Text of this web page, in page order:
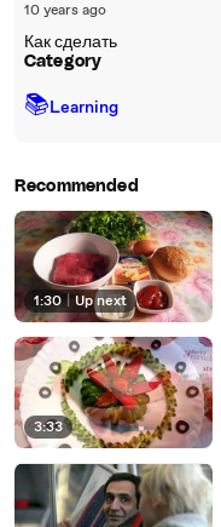
10 years ago
Как сделать
Category
📚Learning
Recommended
1:30 Up next
3:33